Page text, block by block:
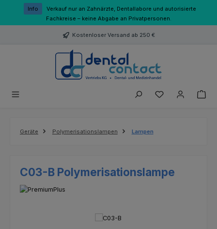
Zum Hauptinhalt springen
Info
Verkauf nur an Zahnärzte, Dentallabore und autorisierte
Fachkreise – keine Abgabe an Privatpersonen.
Kostenloser Versand ab 250 €
Du hast 0
Geräte Polymerisationslampen Lampen
C03-B Polymerisationslampe